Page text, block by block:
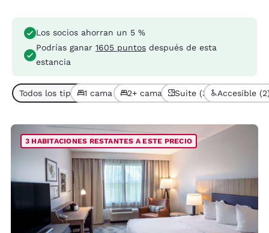
Los socios ahorran un 5 %
Podrías ganar 1605 puntos después de esta
estancia
Todos los tipos de habitación (6)
1 cama (3)2+ camas (3)Suite (3) Accesible
3 HABITACIONES RESTANTES A ESTE PRECIO